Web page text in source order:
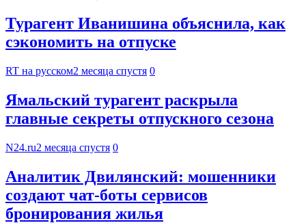
Турагент Иванишина объяснила, как
сэкономить на отпуске
RT на русском2 месяца спустя 0
Ямальский турагент раскрыла
главные секреты отпускного сезона
N24.ru2 месяца спустя 0
Аналитик Двилянский: мошенники
создают чат-боты сервисов
бронирования жилья